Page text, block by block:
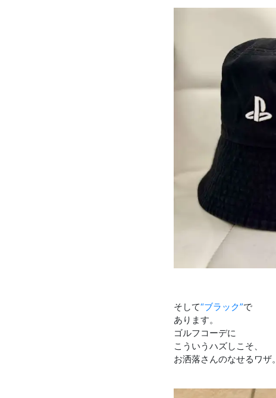
そして“ブラック”で
あります。
ゴルフコーデに
こういうハズしこそ、
お洒落さんのなせるワザ。